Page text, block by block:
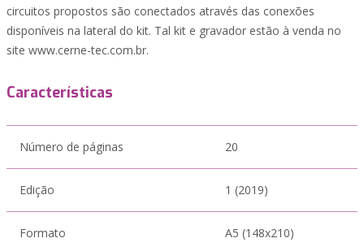
circuitos propostos são conectados através das conexões
disponíveis na lateral do kit. Tal kit e gravador estão à venda no
site www.cerne-tec.com.br.
Características
Número de páginas 20
Edição 1 (2019)
Formato A5 (148x210)